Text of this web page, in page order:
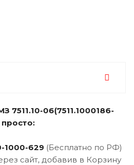
7511.10-06(7511.1000186-
просто:
1000-629 (Бесплатно по РФ)
сайт, добавив в Корзину